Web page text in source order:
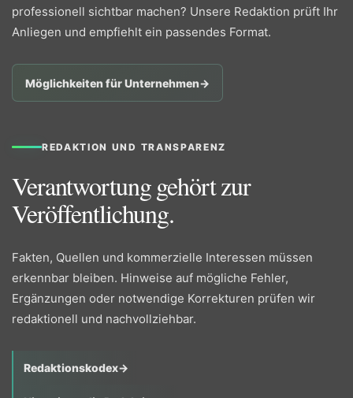
professionell sichtbar machen? Unsere Redaktion prüft Ihr
Anliegen und empfiehlt ein passendes Format.
Möglichkeiten für Unternehmen→
REDAKTION UND TRANSPARENZ
Verantwortung gehört zur
Veröffentlichung.
Fakten, Quellen und kommerzielle Interessen müssen
erkennbar bleiben. Hinweise auf mögliche Fehler,
Ergänzungen oder notwendige Korrekturen prüfen wir
redaktionell und nachvollziehbar.
Redaktionskodex→